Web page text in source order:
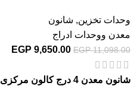
وحدات تخزين, شانون
معدن ووحدات ادراج
EGP11,098.00
EGP 9,650.00
شانون معدن 4 درج كالون مركزى